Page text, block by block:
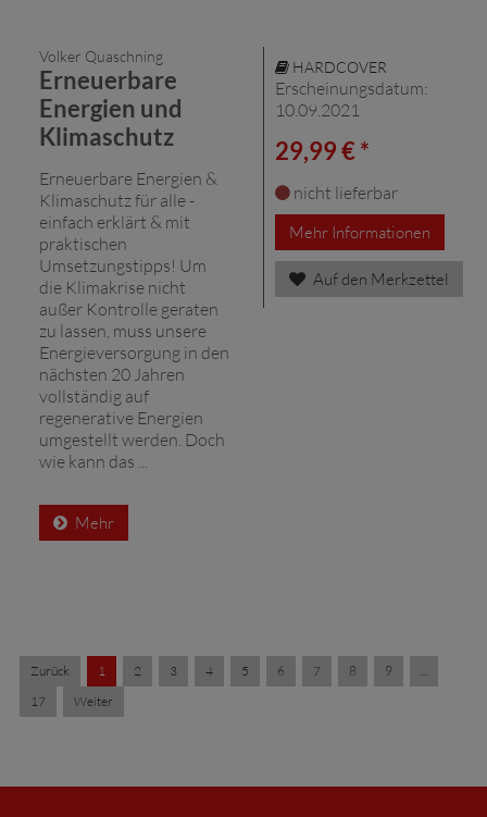
Volker Quaschning
Erneuerbare
Energien und
Klimaschutz
Erneuerbare Energien &
Klimaschutz für alle -
einfach erklärt & mit
praktischen
Umsetzungstipps! Um
die Klimakrise nicht
außer Kontrolle geraten
zu lassen, muss unsere
Energieversorgung in den
nächsten 20 Jahren
vollständig auf
regenerative Energien
umgestellt werden. Doch
wie kann das ...
Mehr
HARDCOVER
Erscheinungsdatum:
10.09.2021
29,99 € *
nicht lieferbar
Mehr Informationen
Auf den Merkzettel
Zurück 1 2 3 4 5 6 7 8 9
17
Weiter